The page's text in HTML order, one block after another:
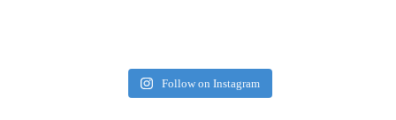
Follow on Instagram